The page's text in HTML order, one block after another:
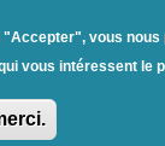
AMU)
Université
"Accepter", vous
vous intéressent le